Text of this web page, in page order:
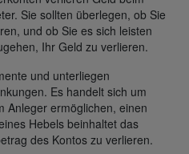
Sie sollten überlegen, ob Sie
und ob Sie es sich leisten
Ihr Geld zu verlieren.
und unterliegen
Es handelt sich um
Anleger ermöglichen, einen
Hebels beinhaltet das
des Kontos zu verlieren.